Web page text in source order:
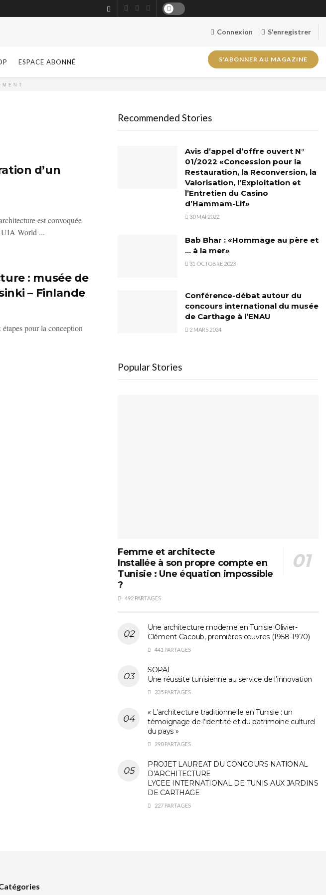
Connexion S'enregistrer
ESPACE ABONNÉ S'ABONNER AU MAGAZINE
d’un
est convoquée
UIA World ...
: musée de
– Finlande
pour la conception
Recommended Stories
Avis d’appel d’offre ouvert N°
01/2022 «Concession pour la
Restauration, la Reconversion, la
Valorisation, l’Exploitation et
l’Entretien du Casino
d’Hammam-Lif»
30 MAI 2022
Bab Bhar : «Hommage au père et
… à la mer»
31 OCTOBRE 2023
Conférence-débat autour du
concours international du musée
de Carthage à l’ENAU
2 MARS 2024
Popular Stories
Femme et architecte
Installée à son propre compte en
Tunisie : Une équation impossible
?
492 PARTAGES
Une architecture moderne en Tunisie Olivier-
Clément Cacoub, premières œuvres (1958-1970)
441 PARTAGES
SOPAL
Une réussite tunisienne au service de l’innovation
335 PARTAGES
« L’architecture traditionnelle en Tunisie : un
témoignage de l’identité et du patrimoine culturel
du pays »
290 PARTAGES
PROJET LAUREAT DU CONCOURS NATIONAL
D’ARCHITECTURE
LYCEE INTERNATIONAL DE TUNIS AUX JARDINS
DE CARTHAGE
227 PARTAGES